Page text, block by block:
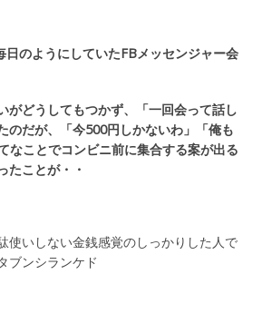
日のようにしていたFBメッセンジャー会
がどうしてもつかず、「一回会って話し
のだが、「今500円しかないわ」「俺も
なことでコンビニ前に集合する案が出る
たことが・・
使いしない金銭感覚のしっかりした人で
ブンシランケド